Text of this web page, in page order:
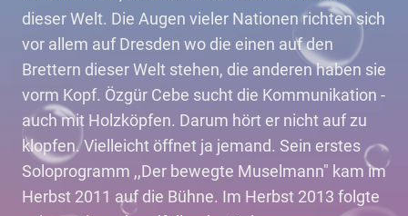
dieser Welt. Die Augen vieler Nationen richten sich
vor allem auf Dresden wo die einen auf den
Brettern dieser Welt stehen, die anderen haben sie
vorm Kopf. Özgür Cebe sucht die Kommunikation -
auch mit Holzköpfen. Darum hört er nicht auf zu
klopfen. Vielleicht öffnet ja jemand. Sein erstes
Soloprogramm ,,Der bewegte Muselmann" kam im
Herbst 2011 auf die Bühne. Im Herbst 2013 folgte